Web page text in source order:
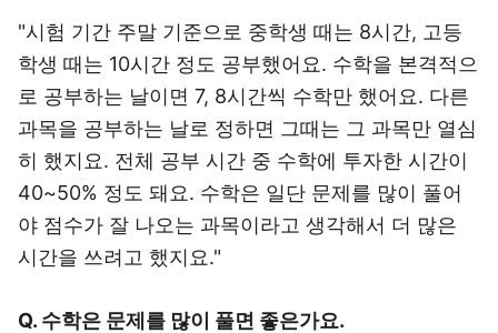
"시험 기간 주말 기준으로 중학생 때는 8시간, 고등
학생 때는 10시간 정도 공부했어요. 수학을 본격적으
로 공부하는 날이면 7, 8시간씩 수학만 했어요. 다른
과목을 공부하는 날로 정하면 그때는 그 과목만 열심
히 했지요. 전체 공부 시간 중 수학에 투자한 시간이
40~50% 정도 돼요. 수학은 일단 문제를 많이 풀어
야 점수가 잘 나오는 과목이라고 생각해서 더 많은
시간을 쓰려고 했지요."
Q. 수학은 문제를 많이 풀면 좋은가요.